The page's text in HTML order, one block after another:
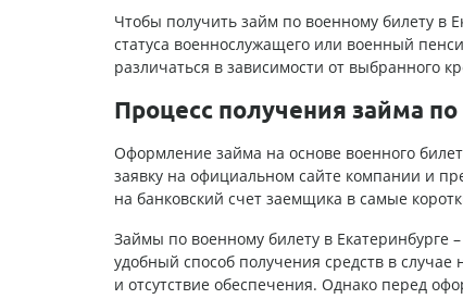
Чтобы получить займ по военному билету в
статуса военнослужащего или военный
различаться в зависимости от выбранного
Процесс получения займа
Оформление займа на основе военного
заявку на официальном сайте компании и
на банковский счет заемщика в самые
Займы по военному билету в
удобный способ получения средств в
и отсутствие обеспечения. Однако перед